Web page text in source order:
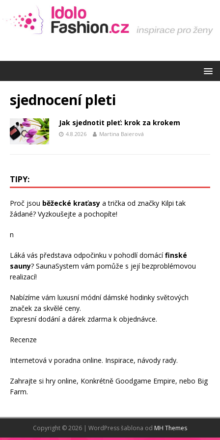
sjednocení pleti
Jak sjednotit pleť: krok za krokem
4.8.2026 Martina Baierová
TIPY:
Proč jsou běžecké kraťasy a trička od značky Kilpi tak
žádané? Vyzkoušejte a pochopíte!
n
Láká vás představa odpočinku v pohodlí domácífinské
sauny? SaunaSystem vám pomůže s její bezproblémovou
realizací!
Nabízíme vám luxusní módnídámské hodinky světových
značek za skvělé ceny.
Expresní dodání a dárek zdarma k objednávce.
Recenze
Internetová v poradna online. Inspirace, návody rady.
Zahrajte si hry online, Konkrétně Goodgame Empire, nebo Big
Farm.
Copyright © 2026 | WordPress šablona od MH Themes